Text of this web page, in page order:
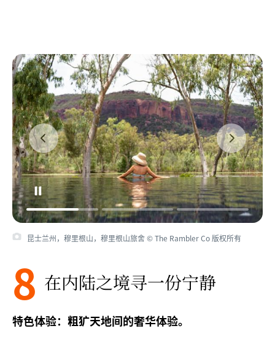
昆士兰州，穆里根山，穆里根山旅舍 © The Rambler Co 版权所有
8 在内陆之境寻一份宁静
特色体验：粗犷天地间的奢华体验。